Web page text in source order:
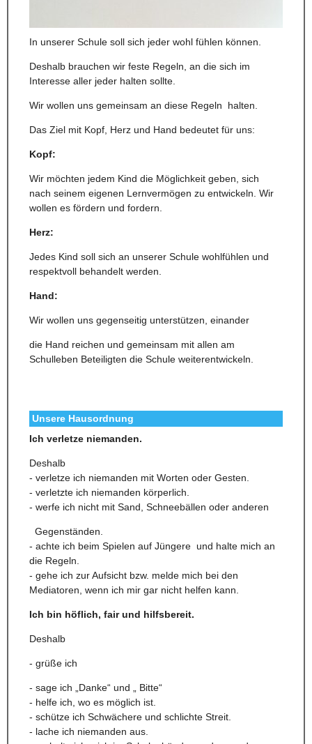
In unserer Schule soll sich jeder wohl fühlen können.
Deshalb brauchen wir feste Regeln, an die sich im
Interesse aller jeder halten sollte.
Wir wollen uns gemeinsam an diese Regeln halten.
Das Ziel mit Kopf, Herz und Hand bedeutet für uns:
Kopf:
Wir möchten jedem Kind die Möglichkeit geben, sich
nach seinem eigenen Lernvermögen zu entwickeln. Wir
wollen es fördern und fordern.
Herz:
Jedes Kind soll sich an unserer Schule wohlfühlen und
respektvoll behandelt werden.
Hand:
Wir wollen uns gegenseitig unterstützen, einander
die Hand reichen und gemeinsam mit allen am
Schulleben Beteiligten die Schule weiterentwickeln.
Unsere Hausordnung
Ich verletze niemanden.
Deshalb
- verletze ich niemanden mit Worten oder Gesten.
- verletzte ich niemanden körperlich.
- werfe ich nicht mit Sand, Schneebällen oder anderen
Gegenständen.
- achte ich beim Spielen auf Jüngere und halte mich an
die Regeln.
- gehe ich zur Aufsicht bzw. melde mich bei den
Mediatoren, wenn ich mir gar nicht helfen kann.
Ich bin höflich, fair und hilfsbereit.
Deshalb
- grüße ich
- sage ich „Danke“ und „ Bitte“
- helfe ich, wo es möglich ist.
- schütze ich Schwächere und schlichte Streit.
- lache ich niemanden aus.